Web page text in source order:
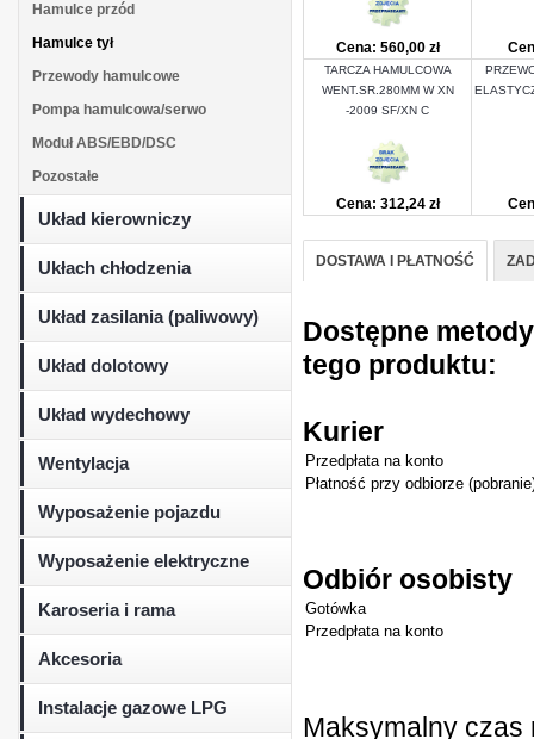
Hamulce przód
Hamulce tył
Przewody hamulcowe
Pompa hamulcowa/serwo
Moduł ABS/EBD/DSC
Pozostałe
Układ kierowniczy
Ukłach chłodzenia
Układ zasilania (paliwowy)
Układ dolotowy
Układ wydechowy
Wentylacja
Wyposażenie pojazdu
Wyposażenie elektryczne
Karoseria i rama
Akcesoria
Instalacje gazowe LPG
Cena: 560,00 zł
TARCZA HAMULCOWA
WENT.SR.280MM W XN
-2009 SF/XN C
Cena: 312,24 zł
DOSTAWA I PŁATNOŚĆ
Dostępne
tego produktu:
Kurier
Przedpłata na konto
Płatność przy odbiorze
Odbiór osobisty
Gotówka
Przedpłata na konto
Maksymalny czas